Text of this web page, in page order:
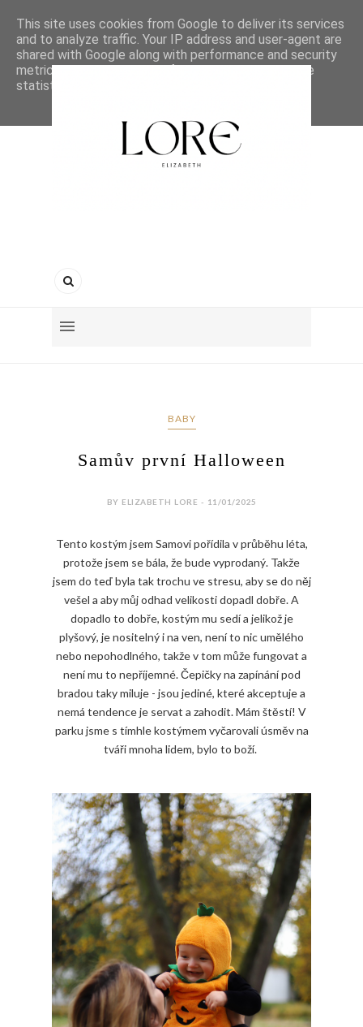
BABY
Samův první Halloween
BY ELIZABETH LORE - 11/01/2025
Tento kostým jsem Samovi pořídila v průběhu léta,
protože jsem se bála, že bude vyprodaný. Takže
jsem do teď byla tak trochu ve stresu, aby se do něj
vešel a aby můj odhad velikosti dopadl dobře. A
dopadlo to dobře, kostým mu sedí a jelikož je
plyšový, je nositelný i na ven, není to nic umělého
nebo nepohodlného, takže v tom může fungovat a
není mu to nepříjemné. Čepičky na zapínání pod
bradou taky miluje - jsou jediné, které akceptuje a
nemá tendence je servat a zahodit. Mám štěstí! V
parku jsme s tímhle kostýmem vyčarovali úsměv na
tváři mnoha lidem, bylo to boží.
This site uses cookies from Google to deliver its services
and to analyze traffic. Your IP address and user-agent are
shared with Google along with performance and security
metrics to ensure quality of service, generate usage
statistics, and to detect and address abuse.